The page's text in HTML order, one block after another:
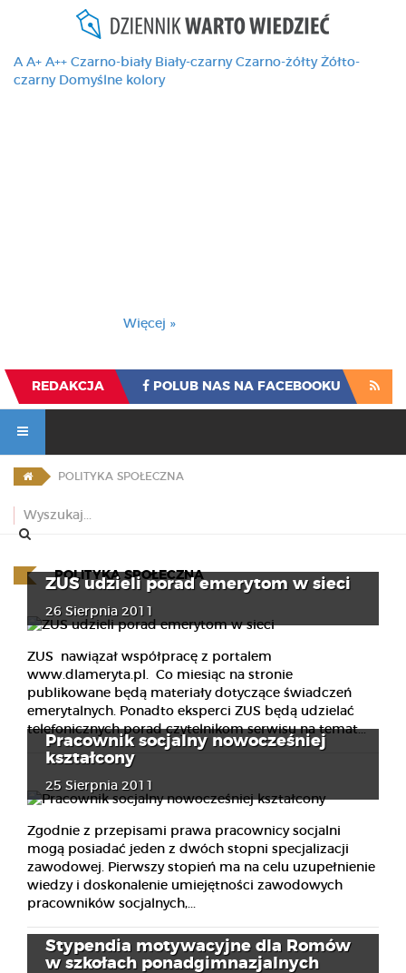
A A+ A++ Czarno-biały Biały-czarny Czarno-żółty Żółto-
czarny Domyślne kolory
Więcej »
REDAKCJA POLUB NAS NA FACEBOOKU
POLITYKA SPOŁECZNA
POLITYKA SPOŁECZNA
ZUS udzieli porad emerytom w sieci
26 Sierpnia 2011
ZUS nawiązał współpracę z portalem
www.dlameryta.pl. Co miesiąc na stronie
publikowane będą materiały dotyczące świadczeń
emerytalnych. Ponadto eksperci ZUS będą udzielać
telefonicznych porad czytelnikom serwisu na temat...
Pracownik socjalny nowocześniej
kształcony
25 Sierpnia 2011
Zgodnie z przepisami prawa pracownicy socjalni
mogą posiadać jeden z dwóch stopni specjalizacji
zawodowej. Pierwszy stopień ma na celu uzupełnienie
wiedzy i doskonalenie umiejętności zawodowych
pracowników socjalnych,...
Stypendia motywacyjne dla Romów
w szkołach ponadgimnazjalnych